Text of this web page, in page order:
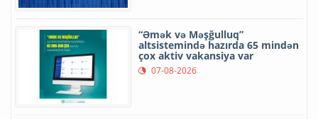
“Əmək və Məşğulluq”
altsistemində hazırda 65 mindən
çox aktiv vakansiya var
07-08-2026